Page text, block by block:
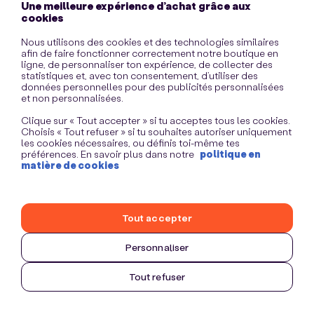
Une meilleure expérience d’achat grâce aux
cookies
Nous utilisons des cookies et des technologies similaires
afin de faire fonctionner correctement notre boutique en
ligne, de personnaliser ton expérience, de collecter des
statistiques et, avec ton consentement, d’utiliser des
données personnelles pour des publicités personnalisées
et non personnalisées.
Clique sur « Tout accepter » si tu acceptes tous les cookies.
Choisis « Tout refuser » si tu souhaites autoriser uniquement
les cookies nécessaires, ou définis toi-même tes
préférences. En savoir plus dans notre politique en
matière de cookies
Personnaliser
Tout refuser
Tout accepter